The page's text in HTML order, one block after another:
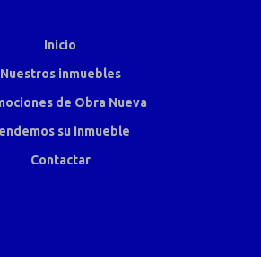
Inicio
Nuestros inmuebles
de Obra Nueva
su inmueble
Contactar